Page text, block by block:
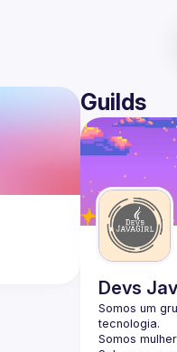
Guilds
Devs
Somos um
tecnologia.
Somos